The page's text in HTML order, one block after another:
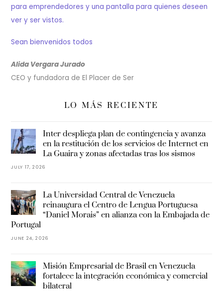
para emprendedores y una pantalla para quienes deseen
ver y ser vistos.
Sean bienvenidos todos
Alida Vergara Jurado
CEO y fundadora de El Placer de Ser
LO MÁS RECIENTE
Inter despliega plan de contingencia y avanza
en la restitución de los servicios de Internet en
La Guaira y zonas afectadas tras los sismos
JULY 17, 2026
La Universidad Central de Venezuela
reinaugura el Centro de Lengua Portuguesa
“Daniel Morais” en alianza con la Embajada de
Portugal
JUNE 24, 2026
Misión Empresarial de Brasil en Venezuela
fortalece la integración económica y comercial
bilateral